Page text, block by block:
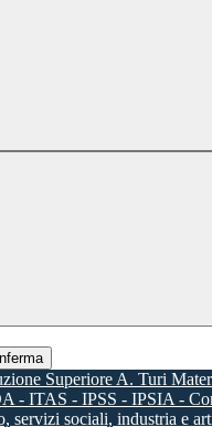
- ITAS - IPSS - IPSIA -
servizi sociali, industria e